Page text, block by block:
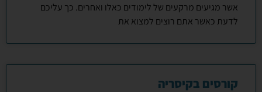
אשר מגיעים מרקעים של לימודים כאלו ואחרים. כך עליכם
לדעת כאשר אתם רוצים למצוא את
קורסים בקיסריה